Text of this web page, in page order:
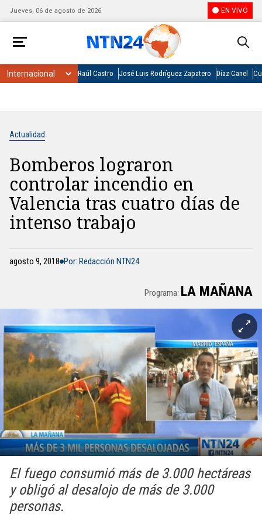
Jueves, 06 de agosto de 2026 EN VIVO
Raúl Castro José Luis Rodríguez Zapatero Díaz-Canel
Actualidad
Bomberos lograron
controlar incendio en
Valencia tras cuatro días de
intenso trabajo
agosto 9, 2018 Por: Redacción NTN24
Programa: LA MAÑANA
El fuego consumió más de 3.000 hectáreas
y obligó al desalojo de más de 3.000
personas.